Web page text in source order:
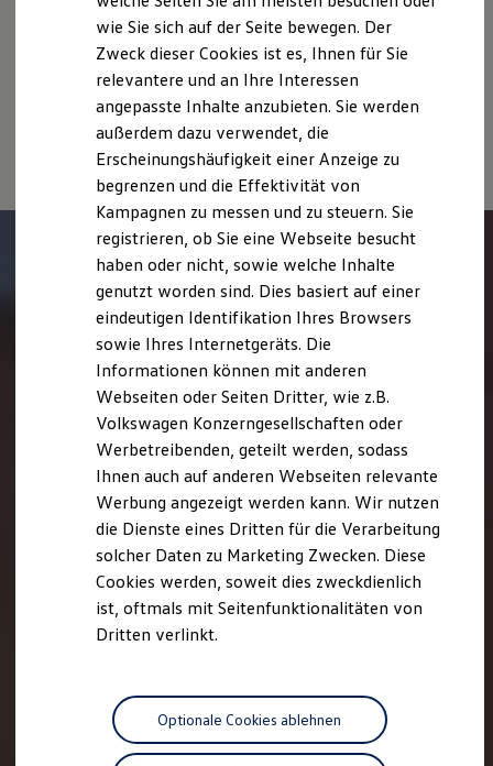
Fahrerassistenz- und Sicherheitssysteme
Kontrollleuchten
Kurzfahrprofile und Ölverdünnung
XTL-Dieselkraftstoff
Ersatzteile und Betriebsflüssigkeiten
Original Zubehör und Lifestyle Produkte
myVolkswagen
myVolkswagen Business
Elektrisch & Autonom
Elektro - & Hybridfahrzeuge
Unser Ansatz
Klimafreundlicher Strom
Reichweite & Ladelösungen
Reichweitensimulator
Ladezeitensimulator
Ladelösungen für Privatkunden
Ladelösungen für Gewerbekunden
Wallbox und Ladekabel
Förderung & Kosten der Elektrofahrzeuge
Fördermöglichkeiten für Privatkunden
Fördermöglichkeiten für Gewerbekunden
Autonomes Fahren
Mehr zum ID. Buzz
Online Beratung
California Club
California Magazin & Ratgeber
Vanlife
California App
California Lifestyle & Zubehör
Übernachten im California
Personenkraftwagen können dem „Leitfaden über den
Kraftstoffverbrauch, die CO₂-Emissionen und den
Stromverbrauch neuer Personenkraftwagen“ entnommen
werden, der an allen Verkaufsstellen und bei der DAT
Deutsche Automobil Treuhand GmbH, Hellmuth-Hirth-Str. 1, D-
73760 Ostfildern oder unterwww.dat.de/co2
wie Sie sich auf der Seite bewegen. Der
Zweck dieser Cookies ist es, Ihnen für Sie
relevantere und an Ihre Interessen
angepasste Inhalte anzubieten. Sie werden
außerdem dazu verwendet, die
Erscheinungshäufigkeit einer Anzeige zu
begrenzen und die Effektivität von
Kampagnen zu messen und zu steuern. Sie
registrieren, ob Sie eine Webseite besucht
haben oder nicht, sowie welche Inhalte
genutzt worden sind. Dies basiert auf einer
eindeutigen Identifikation Ihres Browsers
sowie Ihres Internetgeräts. Die
Informationen können mit anderen
Webseiten oder Seiten Dritter, wie z.B.
Volkswagen Konzerngesellschaften oder
Werbetreibenden, geteilt werden, sodass
Ihnen auch auf anderen Webseiten relevante
Werbung angezeigt werden kann. Wir nutzen
die Dienste eines Dritten für die Verarbeitung
solcher Daten zu Marketing Zwecken. Diese
Cookies werden, soweit dies zweckdienlich
ist, oftmals mit Seitenfunktionalitäten von
Dritten verlinkt.
Optionale Cookies ablehnen